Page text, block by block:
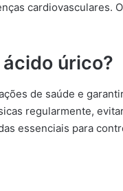
cardiovasculares.
úrico?
de saúde e
regularmente,
essenciais para